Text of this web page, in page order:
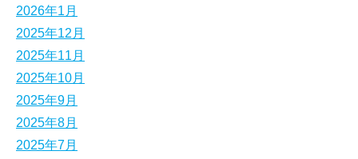
2026年1月
2025年12月
2025年11月
2025年10月
2025年9月
2025年8月
2025年7月